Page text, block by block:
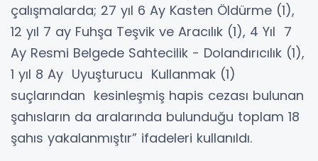
çalışmalarda; 27 yıl 6 Ay Kasten Öldürme (1),
12 yıl 7 ay Fuhşa Teşvik ve Aracılık (1), 4 Yıl 7
Ay Resmi Belgede Sahtecilik - Dolandırıcılık (1),
1 yıl 8 Ay Uyuşturucu Kullanmak (1)
suçlarından kesinleşmiş hapis cezası bulunan
şahısların da aralarında bulunduğu toplam 18
şahıs yakalanmıştır” ifadeleri kullanıldı.